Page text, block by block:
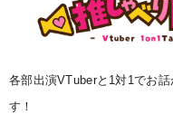
各部出演VTuberと1対1でお
す！